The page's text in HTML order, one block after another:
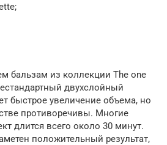
бальзам из коллекции The one
двухслойный
быстрое увеличение объема, но
противоречивы. Многие
длится всего около 30 минут.
положительный результат,